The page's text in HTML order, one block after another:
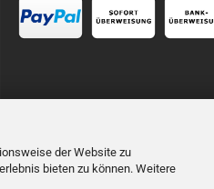
der Website zu
bieten zu können. Weitere